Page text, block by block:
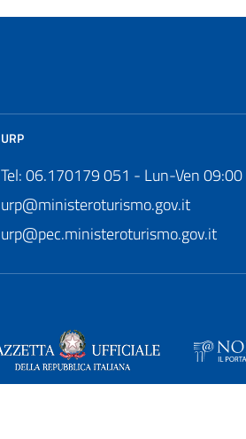
URP
Tel: 06.170179 051 - Lun-Ven
urp@ministeroturismo.gov.it
urp@pec.ministeroturismo.gov.it